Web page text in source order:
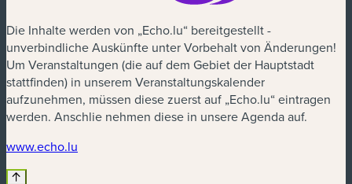
Die Inhalte werden von „Echo.lu“ bereitgestellt -
unverbindliche Auskünfte unter Vorbehalt von Änderungen!
Um Veranstaltungen (die auf dem Gebiet der Hauptstadt
stattfinden) in unserem Veranstaltungskalender
aufzunehmen, müssen diese zuerst auf „Echo.lu“ eintragen
werden. Anschlie nehmen diese in unsere Agenda auf.
www.echo.lu